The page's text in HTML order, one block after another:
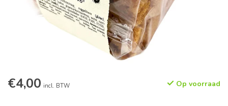
€4,00 incl. BTW Op voorraad